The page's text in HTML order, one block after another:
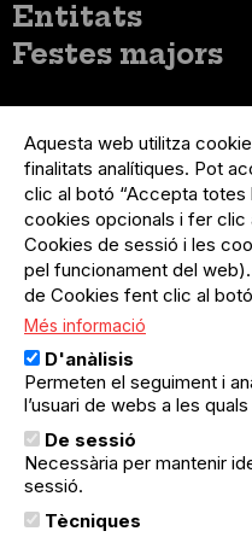
Entitats
Festes majors
del
compte
d'usuari
Menú
usuari
no
loggat
Registre
Menú
Peu
Sobre el
Preguntes
Contacte
Menú
Legal
Política de privacitat
Avís legal
Política de cookies
El Quèdequè no es fa
programades; en són
organitzadors.
Aquesta web utilitza
finalitats analítiques. Pot
clic al botó “Accepta totes
cookies opcionals i fer clic
Cookies de sessió i les
pel funcionament del
de Cookies fent clic al
Més informació
D'anàlisis
Permeten el seguiment i
l’usuari de webs a les
De sessió
Necessària per mantenir
sessió.
Tècniques